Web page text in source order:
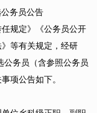
务员公告
规定》《公务员公开
等有关规定，经研
公务员（含参照公务员
项公告如下。